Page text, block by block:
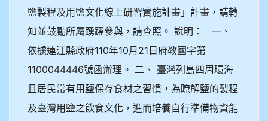
鹽製程及用鹽文化線上研習實施計畫」計畫，請轉
知並鼓勵所屬踴躍參與，請查照。 說明： 一、
依據連江縣政府110年10月21日府教國字第
1100044446號函辦理。 二、 臺灣列島四周環海
且居民常有用鹽保存食材之習慣，為瞭解鹽的製程
及臺灣用鹽之飲食文化，進而培養自行準備物資能